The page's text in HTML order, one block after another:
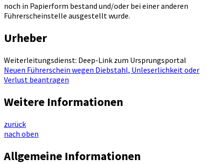
noch in Papierform bestand und/oder bei einer anderen
Führerscheinstelle ausgestellt wurde.
Urheber
Weiterleitungsdienst: Deep-Link zum Ursprungsportal
Neuen Führerschein wegen Diebstahl, Unleserlichkeit oder
Verlust beantragen
Weitere Informationen
zurück
nach oben
Allgemeine Informationen